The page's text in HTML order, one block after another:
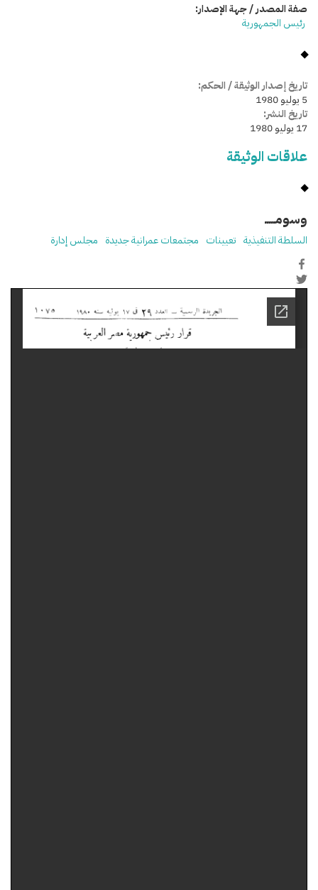
صفة المصدر / جهة الإصدار:
رئيس الجمهورية
تاريخ إصدار الوثيقة / الحكم:
5 يوليو 1980
تاريخ النشر:
17 يوليو 1980
علاقات الوثيقة
وسومـــــ
السلطة التنفيذية تعيينات مجتمعات عمرانية جديدة مجلس إدارة